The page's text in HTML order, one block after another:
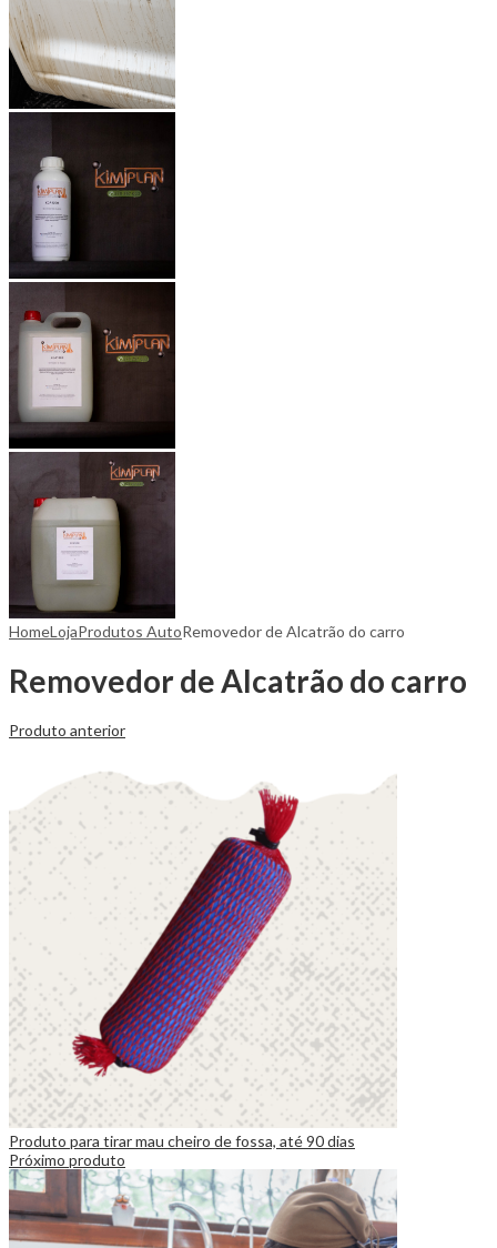
HomeLojaProdutos AutoRemovedor de Alcatrão do carro
Removedor de Alcatrão do carro
Produto anterior
Produto para tirar mau cheiro de fossa, até 90 dias
Próximo produto